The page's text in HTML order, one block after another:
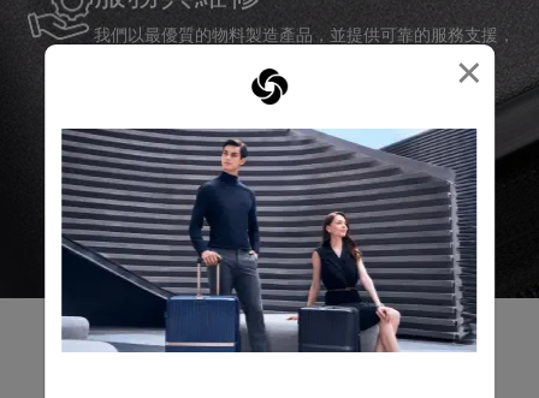
×
我們以最優質的物料製造產品，並提供可靠的服務支援，